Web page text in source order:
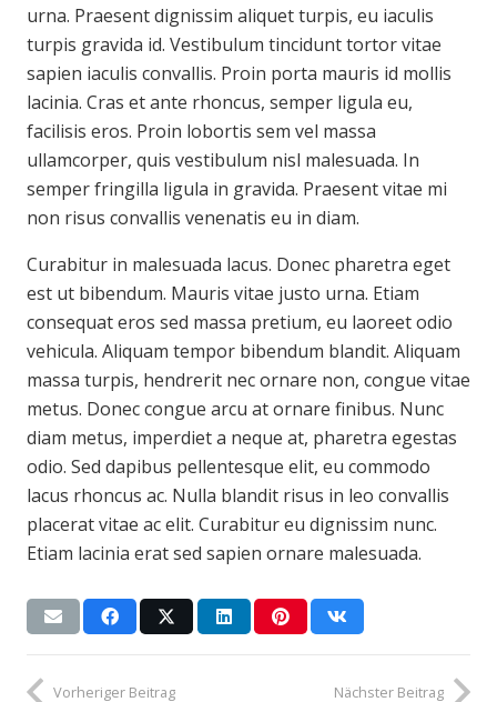
urna. Praesent dignissim aliquet turpis, eu iaculis
turpis gravida id. Vestibulum tincidunt tortor vitae
sapien iaculis convallis. Proin porta mauris id mollis
lacinia. Cras et ante rhoncus, semper ligula eu,
facilisis eros. Proin lobortis sem vel massa
ullamcorper, quis vestibulum nisl malesuada. In
semper fringilla ligula in gravida. Praesent vitae mi
non risus convallis venenatis eu in diam.
Curabitur in malesuada lacus. Donec pharetra eget
est ut bibendum. Mauris vitae justo urna. Etiam
consequat eros sed massa pretium, eu laoreet odio
vehicula. Aliquam tempor bibendum blandit. Aliquam
massa turpis, hendrerit nec ornare non, congue vitae
metus. Donec congue arcu at ornare finibus. Nunc
diam metus, imperdiet a neque at, pharetra egestas
odio. Sed dapibus pellentesque elit, eu commodo
lacus rhoncus ac. Nulla blandit risus in leo convallis
placerat vitae ac elit. Curabitur eu dignissim nunc.
Etiam lacinia erat sed sapien ornare malesuada.
Vorheriger Beitrag Nächster Beitrag